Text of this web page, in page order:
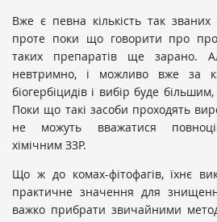
Вже є певна кількість так званих
проте поки що говорити про
таких препаратів ще зарано.
невтримно, і можливо вже за
біогербіцидів і вибір буде
Поки що такі засоби проходять
не можуть вважатися
хімічним ЗЗР.
Що ж до комах-фітофагів, їхнє
практичне значення для
важко прибрати звичайними